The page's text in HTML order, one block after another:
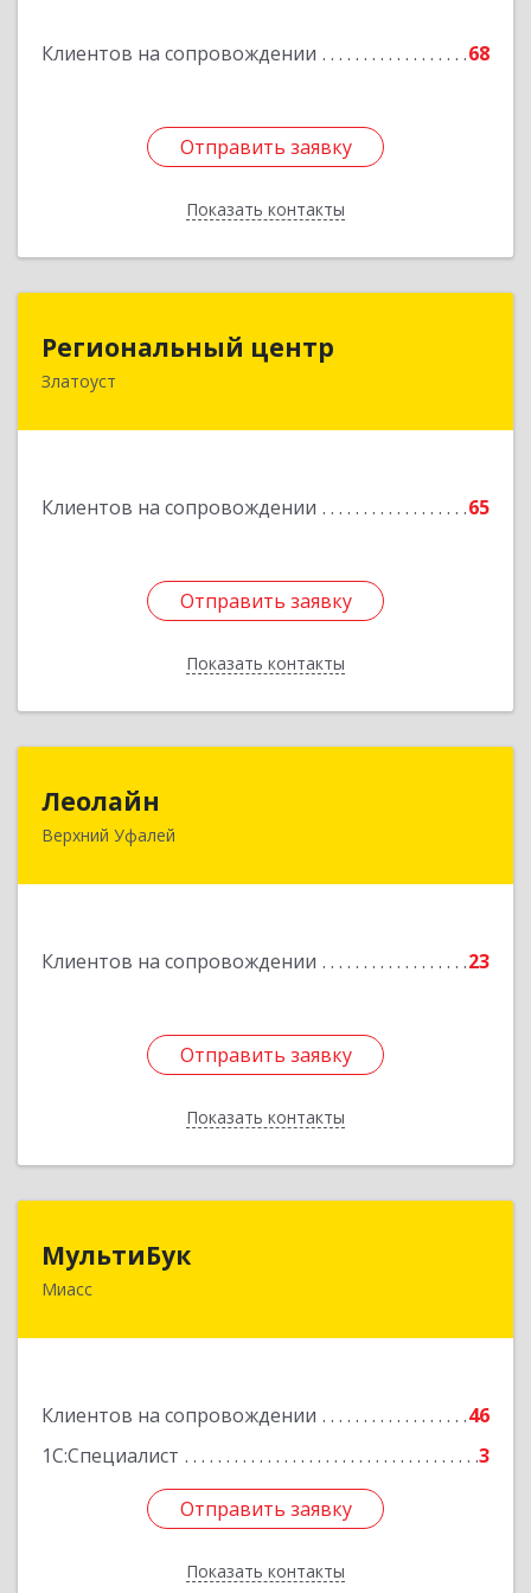
Клиентов на сопровождении 68
Отправить заявку
Показать контакты
Отправить заявку
Назад
Региональный центр
Златоуст
Клиентов на сопровождении 65
Отправить заявку
Показать контакты
Региональный центр
456227, Челябинская обл, Златоуст г, Мира пр-
Отправить заявку
Назад
Леолайн
Верхний Уфалей
Клиентов на сопровождении 23
Отправить заявку
Показать контакты
456800, Челябинская обл, Верхний Уфалей г,
Отправить заявку
Назад
МультиБук
Миасс
Клиентов на сопровождении
46
1С:Специалист
3
Отправить заявку
Показать контакты
456318, Челябинская обл, Миасс г, Жуковского
Отправить заявку
Назад